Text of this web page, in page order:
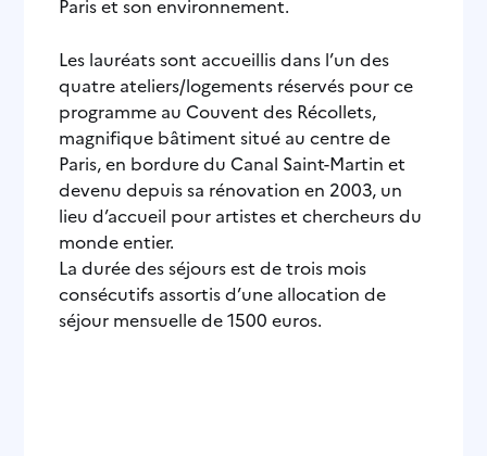
Paris et son environnement.
Les lauréats sont accueillis dans l’un des
quatre ateliers/logements réservés pour ce
programme au Couvent des Récollets,
magnifique bâtiment situé au centre de
Paris, en bordure du Canal Saint-Martin et
devenu depuis sa rénovation en 2003, un
lieu d’accueil pour artistes et chercheurs du
monde entier.
La durée des séjours est de trois mois
consécutifs assortis d’une allocation de
séjour mensuelle de 1500 euros.